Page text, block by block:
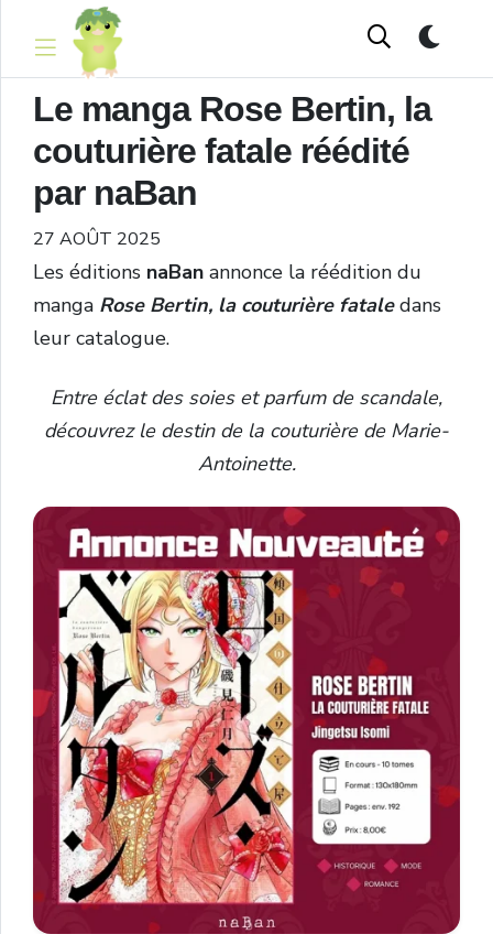
Le manga Rose Bertin, la
couturière fatale réédité
par naBan
27 AOÛT 2025
Les éditions naBan annonce la réédition du
manga Rose Bertin, la couturière fataledans
leur catalogue.
Entre éclat des soies et parfum de scandale,
découvrez le destin de la couturière de Marie-
Antoinette.